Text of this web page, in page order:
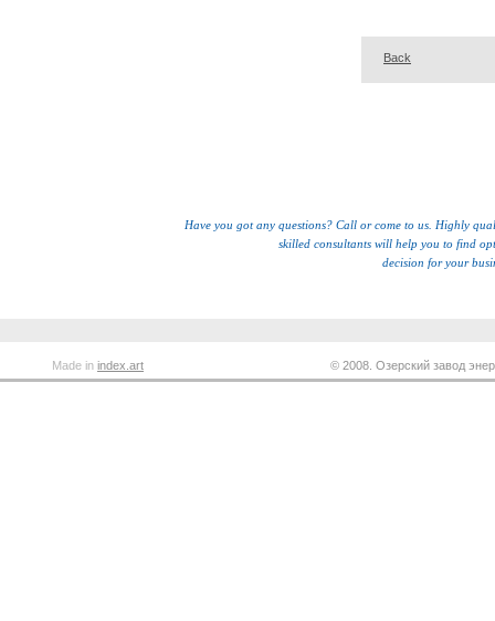
Back
Have you got any questions? Call or come to us. Highly
skilled consultants will help you to find
decision for your
Made in index.art © 2008. Озерский завод